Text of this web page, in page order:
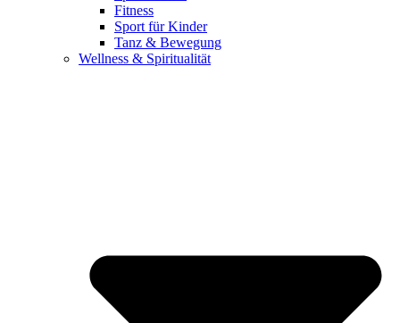
Fitness
Sport für Kinder
Tanz & Bewegung
Wellness & Spiritualität